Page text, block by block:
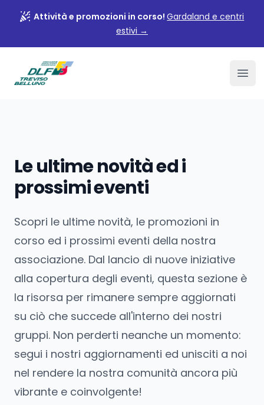
Attività e promozioni in corso! Gardaland e centri
estivi →
Associazione DLF Treviso
Le ultime novità ed i
prossimi eventi
Scopri le ultime novità, le promozioni in
corso ed i prossimi eventi della nostra
associazione. Dal lancio di nuove iniziative
alla copertura degli eventi, questa sezione è
la risorsa per rimanere sempre aggiornati
su ciò che succede all'interno dei nostri
gruppi. Non perderti neanche un momento:
segui i nostri aggiornamenti ed unisciti a noi
nel rendere la nostra comunità ancora più
vibrante e coinvolgente!